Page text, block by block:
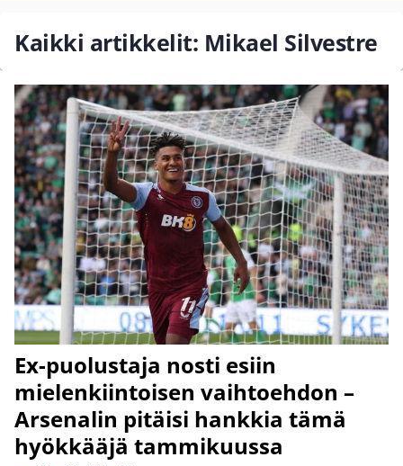
Kaikki artikkelit: Mikael Silvestre
Ex-puolustaja nosti esiin
mielenkiintoisen vaihtoehdon –
Arsenalin pitäisi hankkia tämä
hyökkääjä tammikuussa